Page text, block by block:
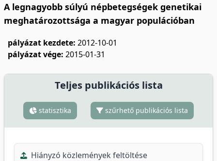
A legnagyobb súlyú népbetegségek genetikai
meghatározottsága a magyar populációban
pályázat kezdete: 2012-10-01
pályázat vége: 2015-01-31
Teljes publikációs lista
statisztika szűrhető publikációs lista
Hiányzó közlemények feltöltése